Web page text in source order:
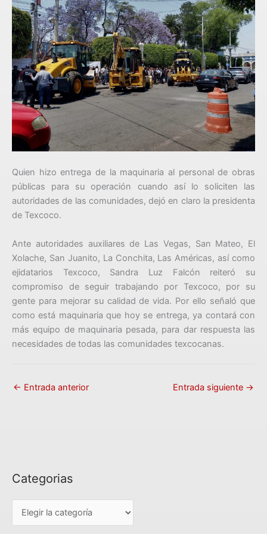
Quien hizo entrega de la maquinaria al personal de obras
públicas para su operación cuando así lo soliciten las
autoridades de las comunidades, dejó en claro la presidenta
de Texcoco.
Ante autoridades auxiliares de Las Vegas, San Mateo, El
Xolache, San Juanito, La Conchita, Las Américas, así como
ejidatarios Texcoco, Sandra Luz Falcón reiteró su
compromiso de seguir trabajando por Texcoco, por su
gente para mejorar su calidad de vida. Por ello señaló que
como está maquinaria que hoy se entrega, ya contará con
más equipo de maquinaria pesada, para dar respuesta las
necesidades de todas las comunidades texcocanas.
← Entrada anterior Entrada siguiente →
Categorias
C